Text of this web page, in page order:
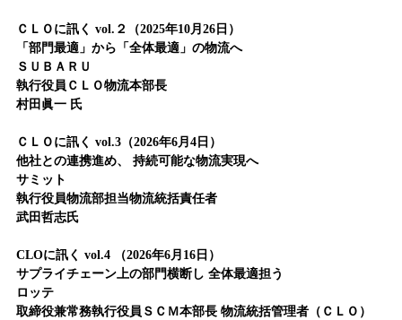
ＣＬＯに訊く vol.２（2025年10月26日）
「部門最適」から「全体最適」の物流へ
ＳＵＢＡＲＵ
執行役員ＣＬＯ物流本部長
村田眞一 氏
ＣＬＯに訊く vol.3（2026年6月4日）
他社との連携進め、 持続可能な物流実現へ
サミット
執行役員物流部担当物流統括責任者
武田哲志氏
CLOに訊く vol.4 （2026年6月16日）
サプライチェーン上の部門横断し 全体最適担う
ロッテ
取締役兼常務執行役員ＳＣＭ本部長 物流統括管理者（ＣＬＯ）